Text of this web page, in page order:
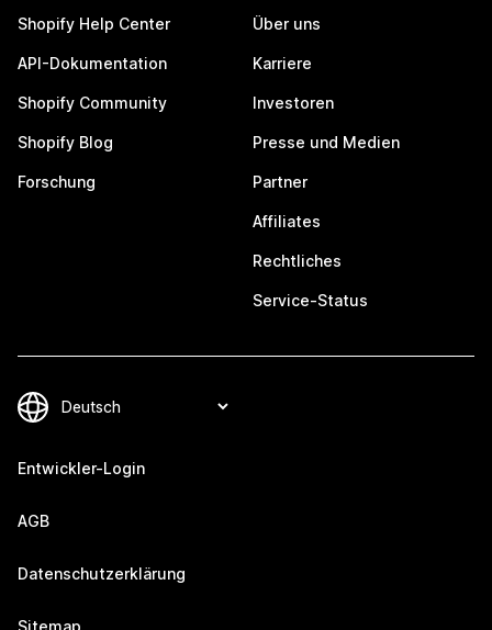
Shopify Help Center
API-Dokumentation
Shopify Community
Shopify Blog
Forschung
Über uns
Karriere
Investoren
Presse und Medien
Partner
Affiliates
Rechtliches
Service-Status
Entwickler-Login
AGB
Datenschutzerklärung